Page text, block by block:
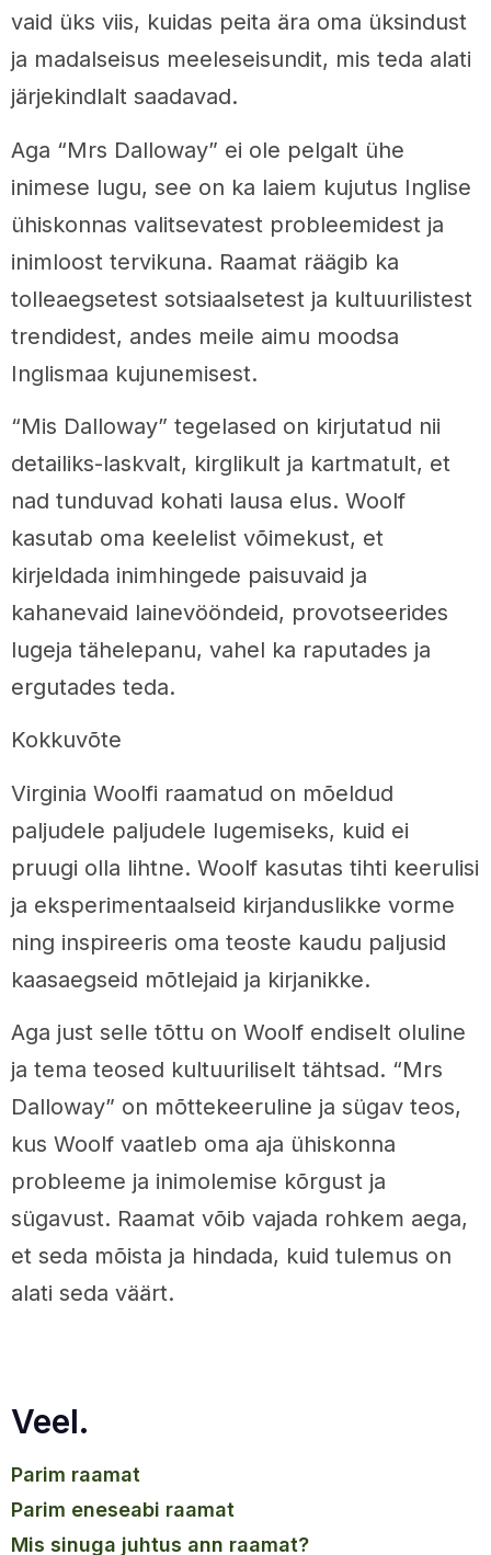
vaid üks viis, kuidas peita ära oma üksindust
ja madalseisus meeleseisundit, mis teda alati
järjekindlalt saadavad.
Aga “Mrs Dalloway” ei ole pelgalt ühe
inimese lugu, see on ka laiem kujutus Inglise
ühiskonnas valitsevatest probleemidest ja
inimloost tervikuna. Raamat räägib ka
tolleaegsetest sotsiaalsetest ja kultuurilistest
trendidest, andes meile aimu moodsa
Inglismaa kujunemisest.
“Mis Dalloway” tegelased on kirjutatud nii
detailiks-laskvalt, kirglikult ja kartmatult, et
nad tunduvad kohati lausa elus. Woolf
kasutab oma keelelist võimekust, et
kirjeldada inimhingede paisuvaid ja
kahanevaid lainevööndeid, provotseerides
lugeja tähelepanu, vahel ka raputades ja
ergutades teda.
Kokkuvõte
Virginia Woolfi raamatud on mõeldud
paljudele paljudele lugemiseks, kuid ei
pruugi olla lihtne. Woolf kasutas tihti keerulisi
ja eksperimentaalseid kirjanduslikke vorme
ning inspireeris oma teoste kaudu paljusid
kaasaegseid mõtlejaid ja kirjanikke.
Aga just selle tõttu on Woolf endiselt oluline
ja tema teosed kultuuriliselt tähtsad. “Mrs
Dalloway” on mõttekeeruline ja sügav teos,
kus Woolf vaatleb oma aja ühiskonna
probleeme ja inimolemise kõrgust ja
sügavust. Raamat võib vajada rohkem aega,
et seda mõista ja hindada, kuid tulemus on
alati seda väärt.
Veel.
parim raamat
parim eneseabi raamat
mis sinuga juhtus ann raamat?